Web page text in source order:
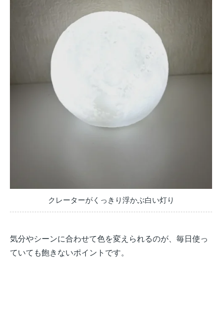
クレーターがくっきり浮かぶ白い灯り
気分やシーンに合わせて色を変えられるのが、毎日使っ
ていても飽きないポイントです。